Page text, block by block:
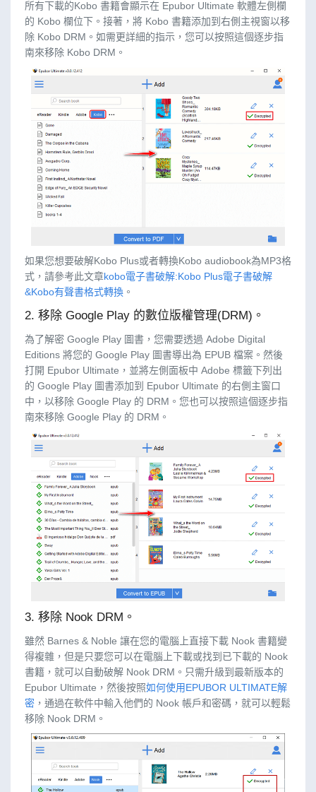
所有下載的Kobo 書籍會顯示在 Epubor Ultimate 軟體左側欄
的 Kobo 欄位下。接著，將 Kobo 書籍添加到右側主視窗以移
除 Kobo DRM。如需更詳細的指示，您可以按照這個逐步指
南來移除 Kobo DRM。
如果您想要破解Kobo Plus或者轉換Kobo audiobook為MP3格
式，請參考此文章kobo電子書破解:Kobo Plus電子書破解
&Kobo有聲書格式轉換 。
2. 移除 Google Play 的數位版權管理(DRM)。
為了解密 Google Play 圖書，您需要透過 Adobe Digital
Editions 將您的 Google Play 圖書導出為 EPUB 檔案。然後
打開 Epubor Ultimate，並將左側面板中 Adobe 標籤下列出
的 Google Play 圖書添加到 Epubor Ultimate 的右側主窗口
中，以移除 Google Play 的 DRM。您也可以按照這個逐步指
南來移除 Google Play 的 DRM。
3. 移除 Nook DRM。
雖然 Barnes & Noble 讓在您的電腦上直接下載 Nook 書籍變
得複雜，但是只要您可以在電腦上下載或找到已下載的 Nook
書籍，就可以自動破解 Nook DRM。只需升級到最新版本的
Epubor Ultimate，然後按照如何使用EPUBOR ULTIMATE解
密 ，通過在軟件中輸入他們的 Nook 帳戶和密碼，就可以輕鬆
移除 Nook DRM。